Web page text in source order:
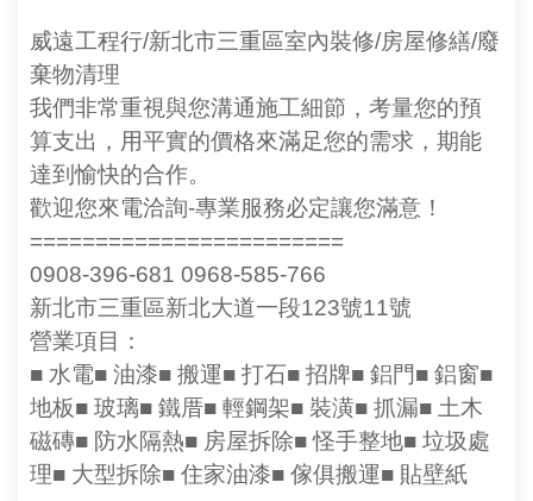
威遠工程行/新北市三重區室內裝修/房屋修繕/廢
棄物清理
我們非常重視與您溝通施工細節，考量您的預
算支出，用平實的價格來滿足您的需求，期能
達到愉快的合作。
歡迎您來電洽詢-專業服務必定讓您滿意！
========================
0908-396-681 0968-585-766
新北市三重區新北大道一段123號11號
營業項目：
■ 水電■ 油漆■ 搬運■ 打石■ 招牌■ 鋁門■ 鋁窗■
地板■ 玻璃■ 鐵厝■ 輕鋼架■ 裝潢■ 抓漏■ 土木
磁磚■ 防水隔熱■ 房屋拆除■ 怪手整地■ 垃圾處
理■ 大型拆除■ 住家油漆■ 傢俱搬運■ 貼壁紙